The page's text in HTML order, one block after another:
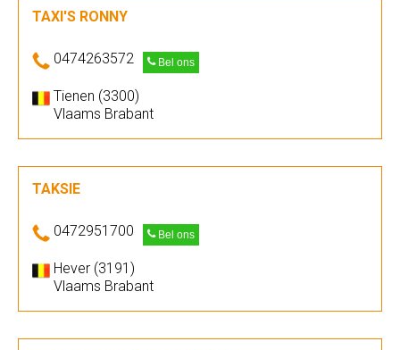
TAXI'S RONNY
0474263572 Bel ons
Tienen (3300)
Vlaams Brabant
TAKSIE
0472951700 Bel ons
Hever (3191)
Vlaams Brabant